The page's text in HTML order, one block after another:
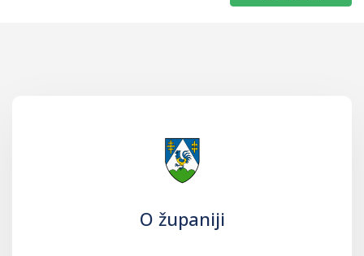
O županiji